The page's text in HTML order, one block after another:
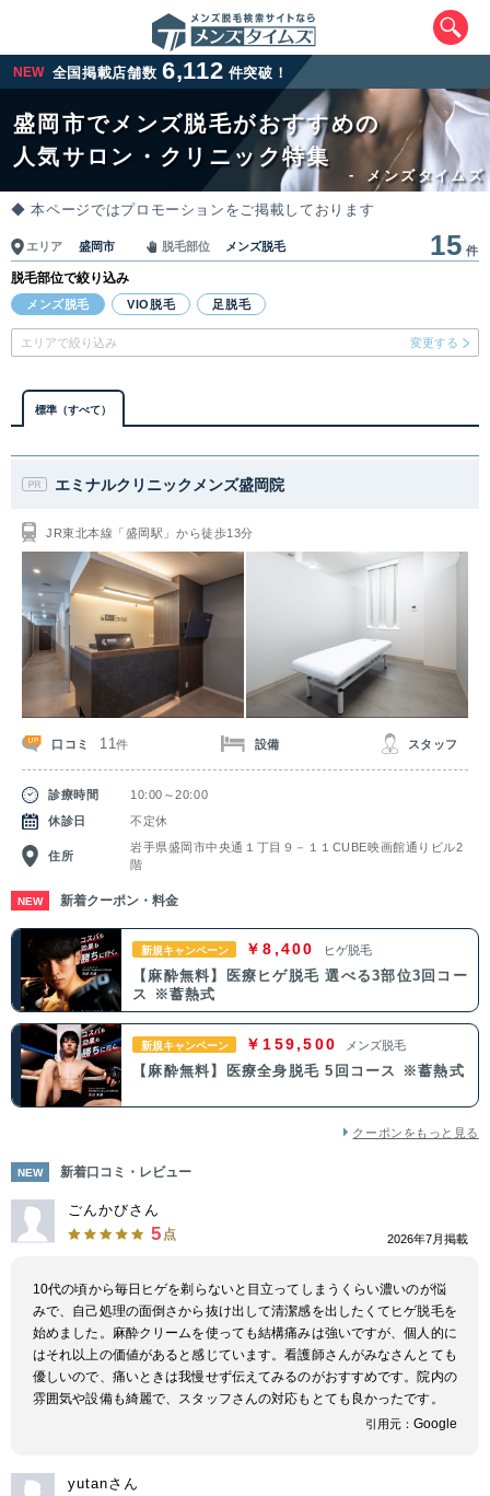
NEW 全国掲載店舗数 6,112 件突破！
盛岡市でメンズ脱毛がおすすめの
人気サロン・クリニック特集
- メンズタイムズ
◆ 本ページではプロモーションをご掲載しております
エリア 盛岡市 脱毛部位 メンズ脱毛 15 件
脱毛部位で絞り込み
メンズ脱毛 VIO脱毛 足脱毛
エリアで絞り込み 変更する
標準（すべて）
エミナルクリニックメンズ盛岡院
JR東北本線「盛岡駅」から徒歩13分
口コミ 11件 設備 スタッフ
診療時間
10:00～20:00
休診日
不定休
住所
岩手県盛岡市中央通１丁目９－１１CUBE映画館通りビル2
階
NEW 新着クーポン・料金
新規キャンペーン ￥8,400 ヒゲ脱毛
【麻酔無料】医療ヒゲ脱毛 選べる3部位3回コー
ス ※蓄熱式
新規キャンペーン ￥159,500 メンズ脱毛
【麻酔無料】医療全身脱毛 5回コース ※蓄熱式
クーポンをもっと見る
NEW 新着口コミ・レビュー
ごんかびさん
5 点 2026年7月掲載
10代の頃から毎日ヒゲを剃らないと目立ってしまうくらい濃いのが悩
みで、自己処理の面倒さから抜け出して清潔感を出したくてヒゲ脱毛を
始めました。麻酔クリームを使っても結構痛みは強いですが、個人的に
はそれ以上の価値があると感じています。看護師さんがみなさんとても
優しいので、痛いときは我慢せず伝えてみるのがおすすめです。院内の
雰囲気や設備も綺麗で、スタッフさんの対応もとても良かったです。
引用元： Google
yutanさん
エリアから最寄りサロンを探す
北海道・東北
北海道
茨城県 栃木県 群馬県 埼玉県
千葉県 東京都
中部
新潟県 富山県 石川県
愛知県
奈良県 三重県 和歌山県
中国・四国
鳥取県 島根県 岡山県 広島県
愛媛県
高知県
九州・沖縄
福岡県 佐賀県 長崎県 熊本県
大分県 宮崎県 鹿児島県 沖縄県